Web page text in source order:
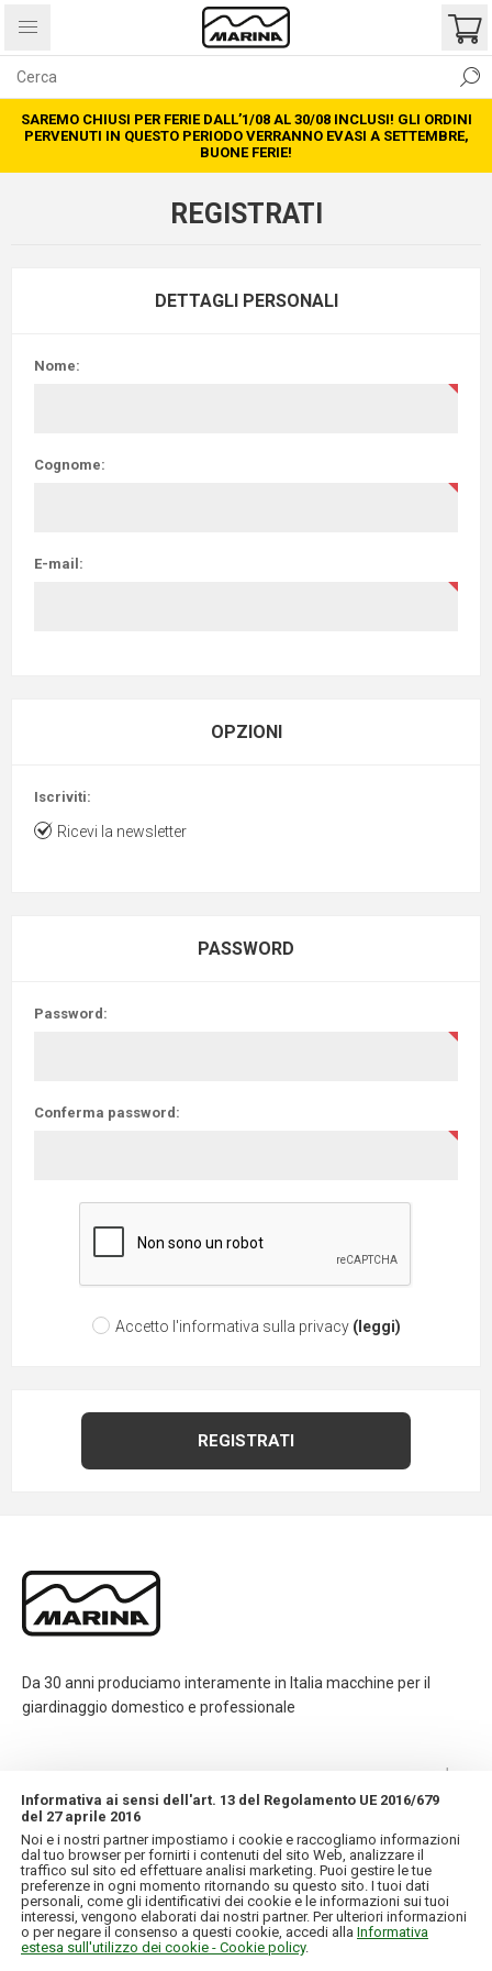
SAREMO CHIUSI PER FERIE DALL’1/08 AL 30/08 INCLUSI! GLI ORDINI
PERVENUTI IN QUESTO PERIODO VERRANNO EVASI A SETTEMBRE,
BUONE FERIE!
REGISTRATI
DETTAGLI PERSONALI
Nome:
Cognome:
E-mail:
OPZIONI
Iscriviti:
Ricevi la newsletter
PASSWORD
Password:
Conferma password:
Accetto l'informativa sulla privacy (leggi)
Da 30 anni produciamo interamente in Italia macchine per il
giardinaggio domestico e professionale
INFORMAZIONI
IL MIO ACCOUNT
Informativa ai sensi dell'art. 13 del Regolamento UE 2016/679
del 27 aprile 2016
Noi e i nostri partner impostiamo i cookie e raccogliamo informazioni
dal tuo browser per fornirti i contenuti del sito Web, analizzare il
traffico sul sito ed effettuare analisi marketing. Puoi gestire le tue
preferenze in ogni momento ritornando su questo sito. I tuoi dati
personali, come gli identificativi dei cookie e le informazioni sui tuoi
interessi, vengono elaborati dai nostri partner. Per ulteriori informazioni
o per negare il consenso a questi cookie, accedi alla Informativa
estesa sull'utilizzo dei cookie - Cookie policy.